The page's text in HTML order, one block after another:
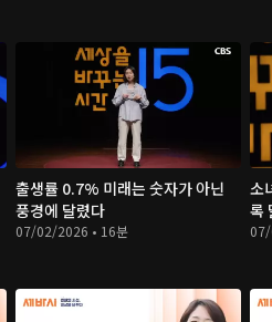
출생률 0.7% 미래는 숫자가 아닌
풍경에 달렸다
07/02/2026 • 16분
소
록